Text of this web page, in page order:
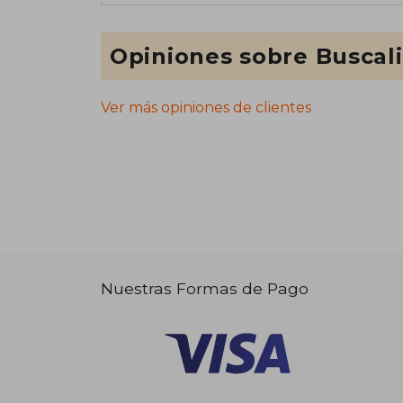
Opiniones sobre
Ver más opiniones de clientes
Nuestras Formas de Pago